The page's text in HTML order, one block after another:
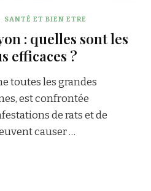
SANTÉ ET BIEN ETRE
: quelles sont les
efficaces ?
toutes les grandes
est confrontée
de rats et de
causer …